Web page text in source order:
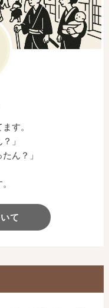
す。
」
ん？」
て